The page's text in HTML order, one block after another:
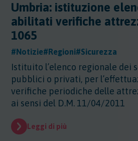
Umbria: istituzione
abilitati verifiche
1065
#Notizie#Regioni#Sicurezza
Istituito l’elenco regionale dei
pubblici o privati, per
verifiche periodiche delle
ai sensi del D.M. 11/04/2011
Leggi di più